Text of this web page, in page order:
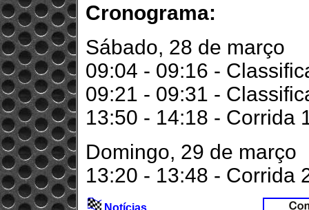
Cronograma:
Sábado, 28 de março
09:04 - 09:16 -
09:21 - 09:31 -
13:50 - 14:18 - Corrida
Domingo, 29 de março
13:20 - 13:48 - Corrida
Notícias